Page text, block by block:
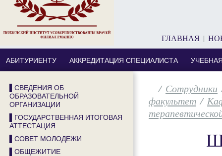
ГЛАВНАЯ |
АБИТУРИЕНТУ АККРЕДИТАЦИЯ СПЕЦИАЛИСТА
/ Сотрудники
факультет /
▌СВЕДЕНИЯ ОБ
ОБРАЗОВАТЕЛЬНОЙ
ОРГАНИЗАЦИИ
▌ГОСУДАРСТВЕННАЯ ИТОГОВАЯ
АТТЕСТАЦИЯ
▌СОВЕТ МОЛОДЕЖИ
▌ОБЩЕЖИТИЕ